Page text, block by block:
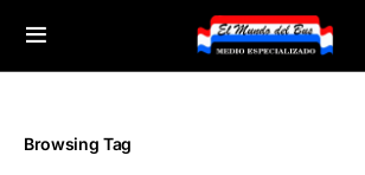
Browsing Tag